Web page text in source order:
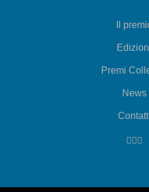
Il
Premi
News